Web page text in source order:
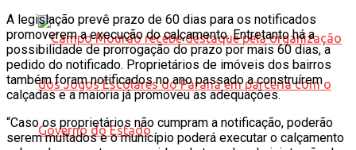
A legislação prevê prazo de 60 dias para os notificados
promoverem a execução do calçamento. Entretanto há a
possibilidade de prorrogação do prazo por mais 60 dias, a
pedido do notificado. Proprietários de imóveis dos bairros
também foram notificados no ano passado a construírem
calçadas e a maioria já promoveu as adequações.
“Caso os proprietários não cumpram a notificação, poderão
serem multados e o município poderá executar o calçamento